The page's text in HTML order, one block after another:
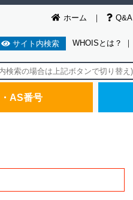
ホーム Q&A
サイト内検索 WHOISとは？ ｜
AS番号